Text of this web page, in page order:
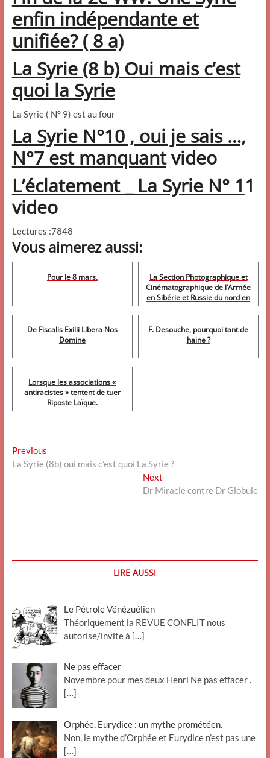
enfin indépendante et
unifiée? ( 8 a)
La Syrie (8 b) Oui mais c’est
quoi la Syrie
La Syrie ( N° 9) est au four
La Syrie N°10 , oui je sais …,
N°7 est manquantvideo
L’éclatement _ La Syrie N° 11
video
Lectures :7848
Vous aimerez aussi:
Pour le 8 mars.
La Section Photographique et
Cinématographique de l’Armée
en Sibérie et Russie du nord en
De Fiscalis Exilii Libera Nos
Domine
F. Desouche, pourquoi tant de
haine ?
Lorsque les associations «
antiracistes » tentent de tuer
Riposte Laïque.
Navigation
de
PreviousPrevious
post:
La Syrie (8b) oui mais c’est quoi La Syrie ?
Next
post:
Dr Miracle contre Dr Globule
LIRE AUSSI
Le Pétrole Vénézuélien
Théoriquement la REVUE CONFLIT nous
autorise/invite à […]
Ne pas effacer
Novembre pour mes deux Henri Ne pas effacer .
[…]
Orphée, Eurydice : un mythe prométéen.
Non, le mythe d’Orphée et Eurydice n’est pas une
[…]